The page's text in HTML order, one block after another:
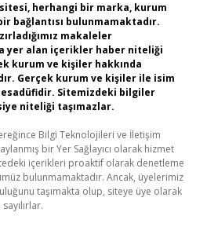
herhangi bir marka, kurum
bağlantısı bulunmamaktadır.
makaleler
yer alan içerikler haber niteliği
kurum ve kişiler hakkında
Gerçek kurum ve kişiler ile isim
Sitemizdeki bilgiler
niteliği taşımazlar.
Bilgi Teknolojileri ve İletişim
bir Yer Sağlayıcı olarak hizmet
içerikleri proaktif olarak denetleme
bulunmamaktadır. Ancak, üyelerimiz
taşımakta olup, siteye üye olarak